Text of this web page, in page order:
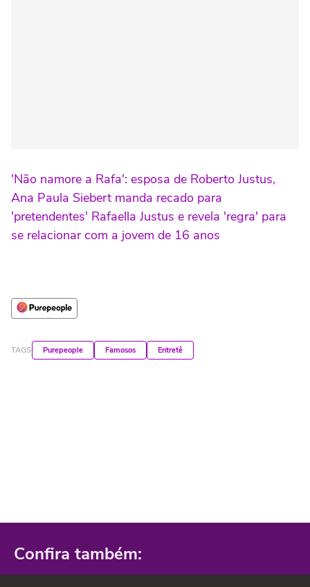
'Não namore a Rafa': esposa de Roberto Justus,
Ana Paula Siebert manda recado para
'pretendentes' Rafaella Justus e revela 'regra' para
se relacionar com a jovem de 16 anos
TAGS Purepeople Famosos Entretê
Confira também: